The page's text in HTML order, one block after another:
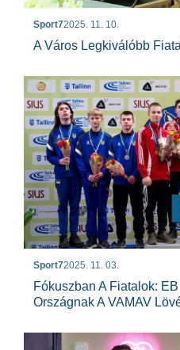
Sport72025. 11. 10.
A Város Legkiválóbb
Sport72025. 11. 03.
Fókuszban A Fiatalok:
Országnak A VAMAV